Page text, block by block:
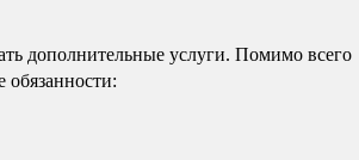
дополнительные услуги. Помимо всего
обязанности: